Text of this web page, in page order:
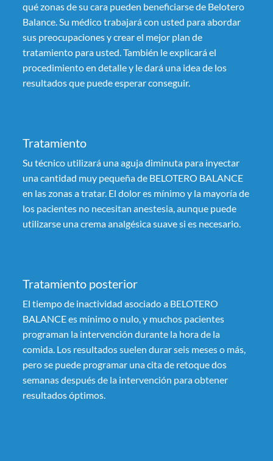
qué zonas de su cara pueden beneficiarse de Belotero
Balance. Su médico trabajará con usted para abordar
sus preocupaciones y crear el mejor plan de
tratamiento para usted. También le explicará el
procedimiento en detalle y le dará una idea de los
resultados que puede esperar conseguir.
Tratamiento
Su técnico utilizará una aguja diminuta para inyectar
una cantidad muy pequeña de BELOTERO BALANCE
en las zonas a tratar. El dolor es mínimo y la mayoría de
los pacientes no necesitan anestesia, aunque puede
utilizarse una crema analgésica suave si es necesario.
Tratamiento posterior
El tiempo de inactividad asociado a BELOTERO
BALANCE es mínimo o nulo, y muchos pacientes
programan la intervención durante la hora de la
comida. Los resultados suelen durar seis meses o más,
pero se puede programar una cita de retoque dos
semanas después de la intervención para obtener
resultados óptimos.